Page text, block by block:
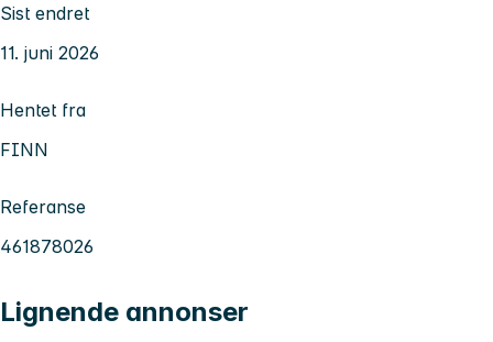
Sist endret
11. juni 2026
Hentet fra
FINN
Referanse
461878026
Lignende annonser